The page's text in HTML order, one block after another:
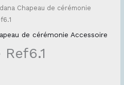
Chapeau de cérémonie
de cérémonie Accessoire